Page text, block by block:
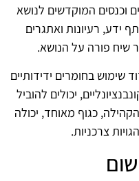
וכנסים המוקדשים לנושא
ידע, רעיונות ואתגרים
שיח פורה על הנושא.
שימוש בחומרים ידידותיים
יכולים להוביל
כגוף מאוחד, יכולה
צרכניות.